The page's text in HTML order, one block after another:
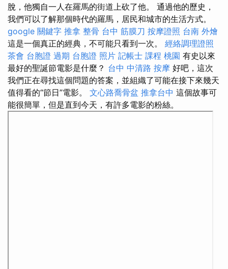
脫，他獨自一人在羅馬的街道上砍了他。 通過他的歷史，
我們可以了解那個時代的羅馬，居民和城市的生活方式。
google 關鍵字 推拿 整骨 台中 筋膜刀 按摩證照 台南 外燴
這是一個真正的經典，不可能只看到一次。 經絡調理證照
茶會 台胞證 過期 台胞證 照片 記帳士 課程 桃園 有史以來
最好的聖誕節電影是什麼？ 台中 中清路 按摩 好吧，這次
我們正在尋找這個問題的答案，並組織了可能在接下來幾天
值得看的“節日”電影。 文心路喬骨盆 推拿台中 這個故事可
能很簡單，但是直到今天，有許多電影的粉絲。